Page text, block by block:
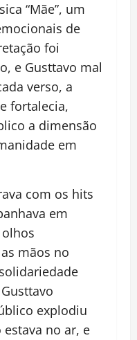
“Mãe”, um
de
foi
e Gusttavo mal
verso, a
fortalecia,
a dimensão
em
com os hits
em
mãos no
explodiu
no ar, e